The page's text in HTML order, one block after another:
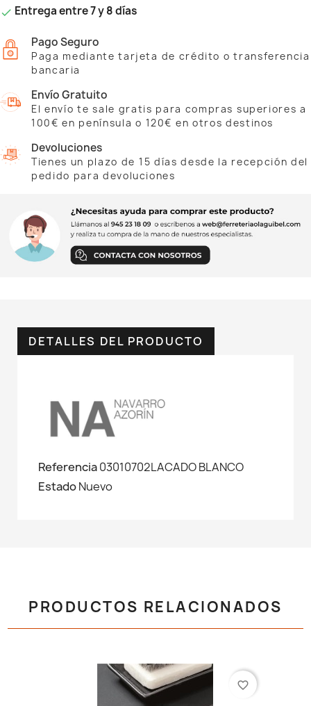
 Entrega entre 7 y 8 días
Pago Seguro
Paga mediante tarjeta de crédito o transferencia
bancaria
Envío Gratuito
El envío te sale gratis para compras superiores a
100€ en península o 120€ en otros destinos
Devoluciones
Tienes un plazo de 15 días desde la recepción del
pedido para devoluciones
DETALLES DEL PRODUCTO
Referencia03010702LACADO BLANCO
EstadoNuevo
PRODUCTOS RELACIONADOS
favorite_border